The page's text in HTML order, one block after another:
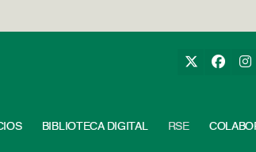
BIBLIOTECA DIGITAL RSE